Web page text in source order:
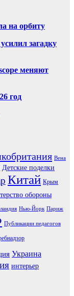
на орбиту
загадку
меняют
год
Вена
Детские поделки
Китай Крым
обороны
Нью-Йорк Париж
Публикации педагогов
Украина
интерьер